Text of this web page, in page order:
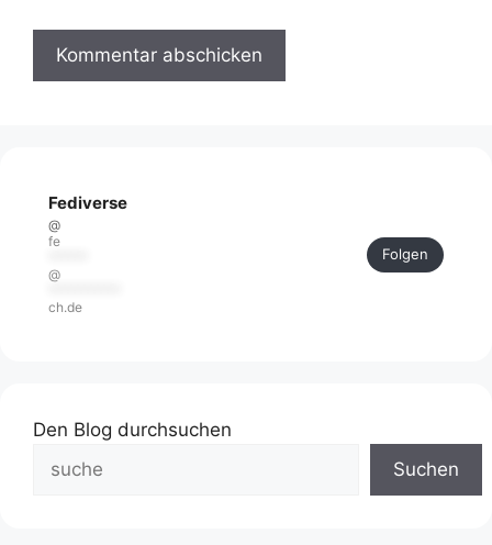
Fediverse
@
fe
@
ch.de
Folgen
Den Blog durchsuchen
Suchen